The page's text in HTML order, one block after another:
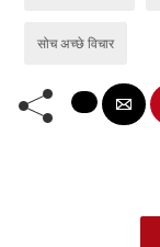
सोच अच्छे विचार